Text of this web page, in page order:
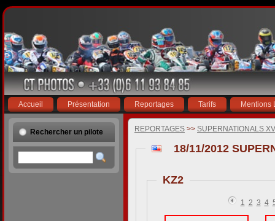
Accueil Présentation Reportages Tarifs Mentions
Rechercher un pilote REPORTAGES >> SUPERNATIONALS
18/11/2012
KZ2
1 2 3 4